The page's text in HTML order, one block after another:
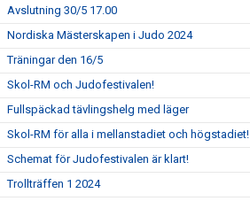
Avslutning 30/5 17.00
Nordiska Mästerskapen i Judo 2024
Träningar den 16/5
Skol-RM och Judofestivalen!
Fullspäckad tävlingshelg med läger
Skol-RM för alla i mellanstadiet och högstadiet!
Schemat för Judofestivalen är klart!
Trollträffen 1 2024